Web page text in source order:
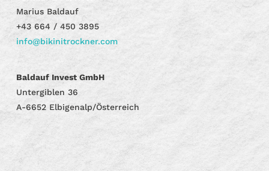
Marius Baldauf
+43 664 / 450 3895
info@bikinitrockner.com
Baldauf Invest GmbH
Untergiblen 36
A-6652 Elbigenalp/Österreich